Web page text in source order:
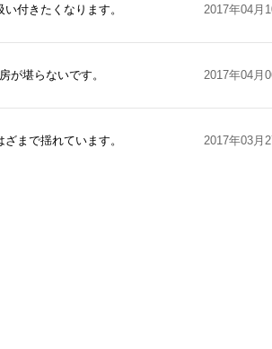
付きたくなります。 2017年04月
が堪らないです。 2017年04月
まで揺れています。 2017年03月